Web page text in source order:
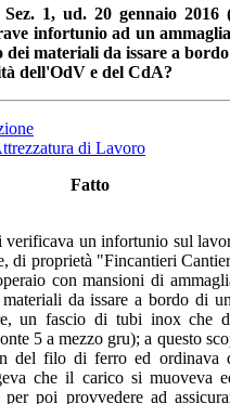
Sez. 1, ud. 20 gennaio 2016
infortunio ad un
dei materiali da issare a
dell'OdV e del CdA?
di Lavoro
Fatto
verificava un infortunio sul
di proprietà "Fincantieri
con mansioni di
da issare a bordo di
un fascio di tubi inox che
5 a mezzo gru); a questo
del filo di ferro ed ordinava
che il carico si muoveva
per poi provvedere ad